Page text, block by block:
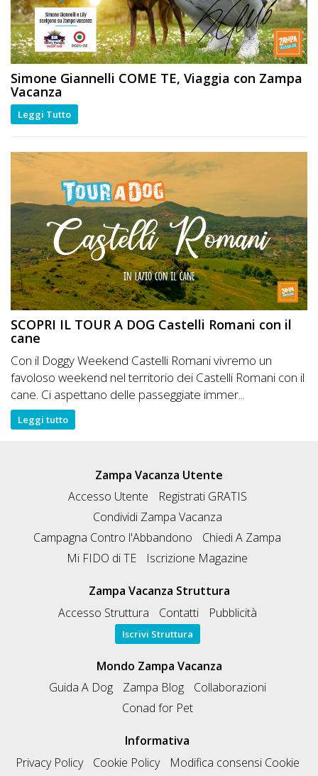
Simone Giannelli COME TE, Viaggia con Zampa
Vacanza
Leggi Tutto
SCOPRI IL TOUR A DOG Castelli Romani con il
cane
Con il Doggy Weekend Castelli Romani vivremo un
favoloso weekend nel territorio dei Castelli Romani con il
cane. Ci aspettano delle passeggiate immer...
Leggi tutto
Zampa Vacanza Utente
Accesso Utente
Registrati GRATIS
Condividi Zampa Vacanza
Campagna Contro l'Abbandono
Chiedi A Zampa
Mi FIDO di TE
Iscrizione Magazine
Zampa Vacanza Struttura
Accesso Struttura
Contatti Pubblicità
Iscrivi Struttura
Mondo Zampa Vacanza
Guida A Dog
Zampa Blog
Collaborazioni
Conad for Pet
Informativa
Privacy Policy
Cookie Policy
Modifica consensi Cookie